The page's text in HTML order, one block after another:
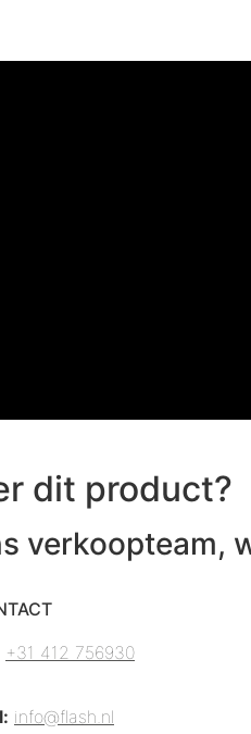
dit product?
verkoopteam,
+31 412 756930
info@flash.nl